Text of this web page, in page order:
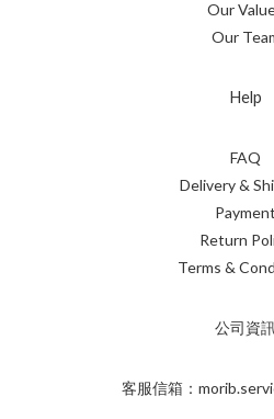
Our
Our
Help
FAQ
Delivery &
Payment
Return
Terms &
公司資
客服信箱：